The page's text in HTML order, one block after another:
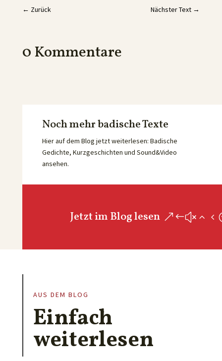
← Zurück Nächster Text →
0 Kommentare
Noch mehr badische Texte
Hier auf dem Blog jetzt weiterlesen: Badische
Gedichte, Kurzgeschichten und Sound&Video
ansehen.
Jetzt im Blog lesen
AUS DEM BLOG
Einfach
weiterlesen